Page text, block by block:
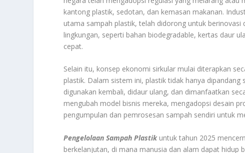
kantong plastik, sedotan, dan kemasan makanan.
utama sampah plastik, telah didorong untuk
lingkungan, seperti bahan biodegradable, kertas daur
cepat.
Selain itu, konsep ekonomi sirkular mulai diterapkan
plastik. Dalam sistem ini, plastik tidak hanya
digunakan kembali, didaur ulang, dan dimanfaatkan
mengubah model bisnis mereka, mengadopsi desain
pengumpulan dan pemrosesan sampah sendiri untuk
Pengelolaan Sampah Plastik untuk tahun 2025
berkelanjutan, di mana manusia dan alam dapat hidup